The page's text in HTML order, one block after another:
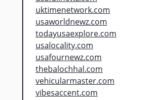
uktimenetwork.com
usaworldnewz.com
todayusaexplore.com
usalocality.com
usafournewz.com
thebalochhal.com
vehicularmaster.com
vibesaccent.com